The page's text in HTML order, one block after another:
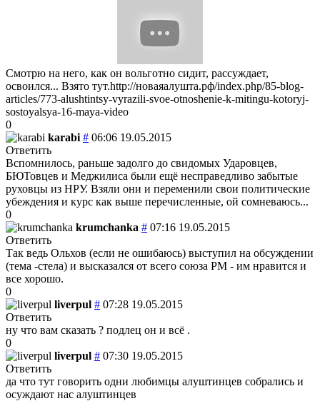
Смотрю на него, как он вольготно сидит, рассуждает,
освоился... Взято тут.http://новаяалушта.рф/index.php/85-blog-
articles/773-alushtintsy-vyrazili-svoe-otnoshenie-k-mitingu-kotoryj-
sostoyalsya-16-maya-video
0
karabi # 06:06 19.05.2015
Ответить
Вспомнилось, раньше задолго до свидомых Ударовцев,
БЮТовцев и Меджилиса были ещё несправедливо забытые
руховцы из НРУ. Взяли они и переменили свои политические
убеждения и курс как выше перечисленные, ой сомневаюсь...
0
krumchanka # 07:16 19.05.2015
Ответить
Так ведь Ольхов (если не ошибаюсь) выступил на обсуждении
(тема -стела) и высказался от всего союза РМ - им нравится и
все хорошо.
0
liverpul # 07:28 19.05.2015
Ответить
ну что вам сказать ? подлец он и всё .
0
liverpul # 07:30 19.05.2015
Ответить
да что тут говорить одни любимцы алуштинцев собрались и
осуждают нас алуштинцев